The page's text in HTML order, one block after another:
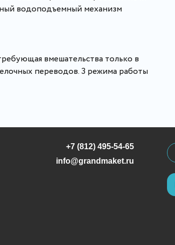
водоподъемный механизм
вмешательстватолько в
переводов. 3 режима работы
+7 (812) 495-54-65
info@grandmaket.ru